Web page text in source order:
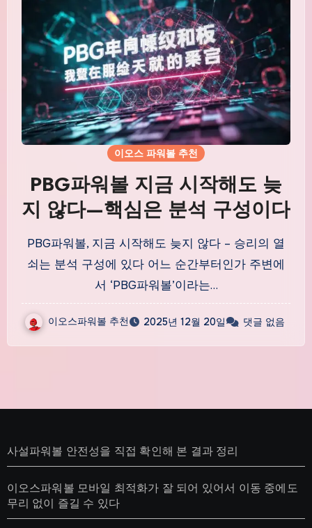
이오스 파워볼 추천
PBG파워볼 지금 시작해도 늦
지 않다—핵심은 분석 구성이다
PBG파워볼, 지금 시작해도 늦지 않다 – 승리의 열
쇠는 분석 구성에 있다 어느 순간부터인가 주변에
서 ‘PBG파워볼’이라는…
이오스파워볼 추천 2025년 12월 20일 댓글 없음
사설파워볼 안전성을 직접 확인해 본 결과 정리
이오스파워볼 모바일 최적화가 잘 되어 있어서 이동 중에도
무리 없이 즐길 수 있다